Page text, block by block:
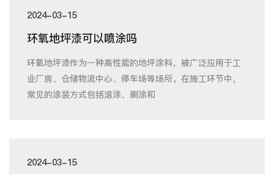
2024-03-15
环氧地坪漆可以喷涂吗
环氧地坪漆作为一种高性能的地坪涂料，被广泛应用于工
业厂房、仓储物流中心、停车场等场所。在施工环节中，
常见的涂装方式包括滚涂、刷涂和
2024-03-15